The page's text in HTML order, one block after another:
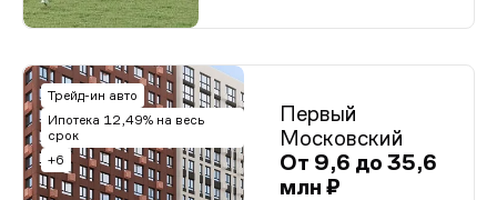
Трейд-ин авто
Ипотека 12,49% на весь
срок
+6
Первый
Московский
От 9,6 до 35,6
млн ₽